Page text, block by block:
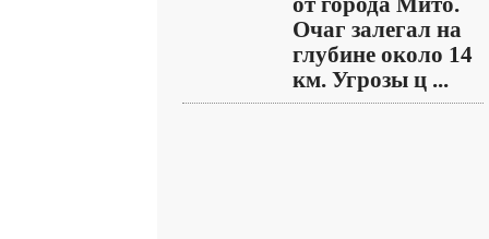
Очаг залегал на
глубине около 14
км. Угрозы ц ...